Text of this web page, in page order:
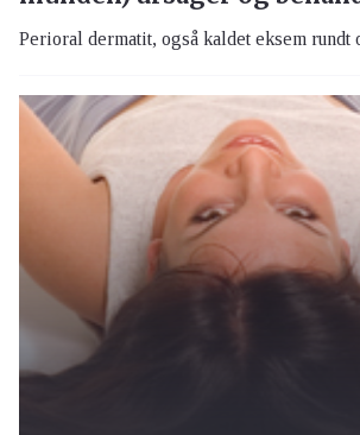
Perioral dermatit, også kaldet eksem rundt